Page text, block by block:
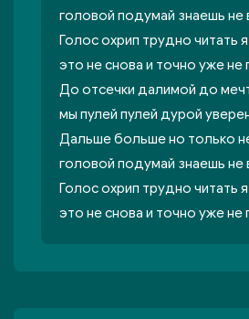
головой подумай знаешь не
Голос охрип трудно читать
это не снова и точно уже не
До отсечки далимой до
мы пулей пулей дурой
Дальше больше но только
головой подумай знаешь не
Голос охрип трудно читать
это не снова и точно уже не